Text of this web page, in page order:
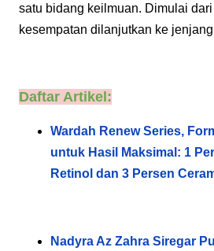
satu bidang keilmuan. Dimulai
kesempatan dilanjutkan ke
Daftar Artikel:
Wardah Renew Series,
untuk Hasil Maksimal: 1
Retinol dan 3 Persen
Nadyra Az Zahra Siregar